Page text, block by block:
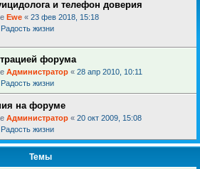
и телефон доверия
Ewe « 23 фев 2018, 15:18
Радость жизни
форума
Администратор « 28 апр 2010, 10:11
Радость жизни
на форуме
Администратор « 20 окт 2009, 15:08
Радость жизни
Темы